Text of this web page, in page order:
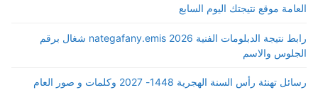
العامة موقع نتيجتك اليوم السابع
رابط نتيجة الدبلومات الفنية 2026 nategafany.emis شغال برقم
الجلوس والاسم
رسائل تهنئة رأس السنة الهجرية 1448- 2027 وكلمات و صور العام